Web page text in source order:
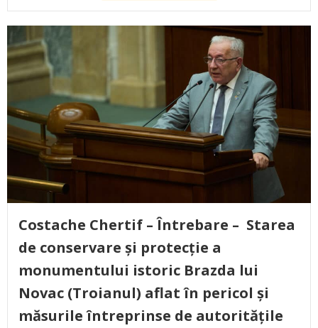
Costache Chertif – Întrebare – Starea
de conservare și protecție a
monumentului istoric Brazda lui
Novac (Troianul) aflat în pericol și
măsurile întreprinse de autoritățile